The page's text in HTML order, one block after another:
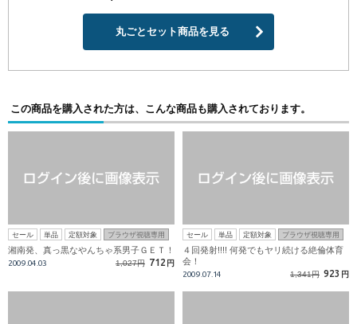
丸ごとセット商品を見る
この商品を購入された方は、こんな商品も購入されております。
セール 単品 定額対象 ブラウザ視聴専用
湘南発、真っ黒なやんちゃ系男子ＧＥＴ！
2009.04.03 1,027円 712 円
セール 単品 定額対象 ブラウザ視聴専用
４回発射!!!! 何発でもヤリ続ける絶倫体育
会！
2009.07.14 1,341円 923 円